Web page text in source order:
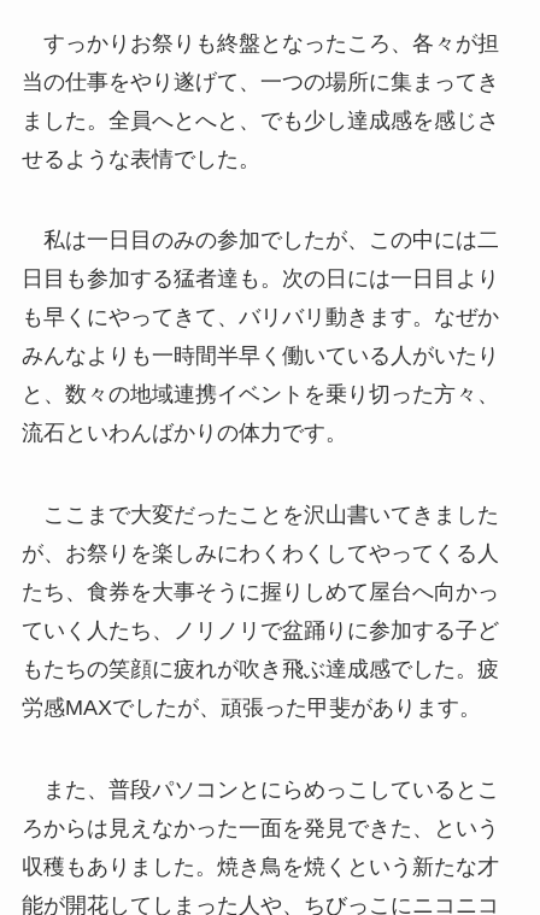
すっかりお祭りも終盤となったころ、各々が担
当の仕事をやり遂げて、一つの場所に集まってき
ました。全員へとへと、でも少し達成感を感じさ
せるような表情でした。
私は一日目のみの参加でしたが、この中には二
日目も参加する猛者達も。次の日には一日目より
も早くにやってきて、バリバリ動きます。なぜか
みんなよりも一時間半早く働いている人がいたり
と、数々の地域連携イベントを乗り切った方々、
流石といわんばかりの体力です。
ここまで大変だったことを沢山書いてきました
が、お祭りを楽しみにわくわくしてやってくる人
たち、食券を大事そうに握りしめて屋台へ向かっ
ていく人たち、ノリノリで盆踊りに参加する子ど
もたちの笑顔に疲れが吹き飛ぶ達成感でした。疲
労感MAXでしたが、頑張った甲斐があります。
また、普段パソコンとにらめっこしているとこ
ろからは見えなかった一面を発見できた、という
収穫もありました。焼き鳥を焼くという新たな才
能が開花してしまった人や、ちびっこにニコニコ